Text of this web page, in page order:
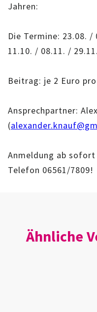
Jahren:
Die Termine: 23.08.
11.10. / 08.11. /
Beitrag: je 2 Euro
Ansprechpartner:
(
Anmeldung ab
Telefon 06561/7809!
Ähnliche